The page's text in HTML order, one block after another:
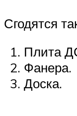
Сгодятся
Плита
Фанера.
Доска.